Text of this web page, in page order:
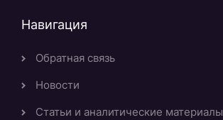
Навигация
Обратная связь
Новости
Статьи и аналитические материалы